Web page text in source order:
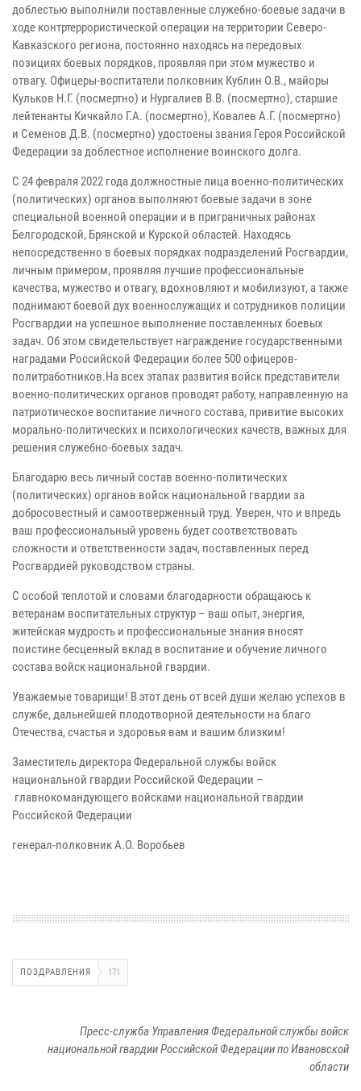
доблестью выполнили поставленные служебно-боевые задачи в
ходе контртеррористической операции на территории Северо-
Кавказского региона, постоянно находясь на передовых
позициях боевых порядков, проявляя при этом мужество и
отвагу. Офицеры-воспитатели полковник Кублин О.В., майоры
Кульков Н.Г. (посмертно) и Нургалиев В.В. (посмертно), старшие
лейтенанты Кичкайло Г.А. (посмертно), Ковалев А.Г. (посмертно)
и Семенов Д.В. (посмертно) удостоены звания Героя Российской
Федерации за доблестное исполнение воинского долга.
С 24 февраля 2022 года должностные лица военно-политических
(политических) органов выполняют боевые задачи в зоне
специальной военной операции и в приграничных районах
Белгородской, Брянской и Курской областей. Находясь
непосредственно в боевых порядках подразделений Росгвардии,
личным примером, проявляя лучшие профессиональные
качества, мужество и отвагу, вдохновляют и мобилизуют, а также
поднимают боевой дух военнослужащих и сотрудников полиции
Росгвардии на успешное выполнение поставленных боевых
задач. Об этом свидетельствует награждение государственными
наградами Российской Федерации более 500 офицеров-
политработников.На всех этапах развития войск представители
военно-политических органов проводят работу, направленную на
патриотическое воспитание личного состава, привитие высоких
морально-политических и психологических качеств, важных для
решения служебно-боевых задач.
Благодарю весь личный состав военно-политических
(политических) органов войск национальной гвардии за
добросовестный и самоотверженный труд. Уверен, что и впредь
ваш профессиональный уровень будет соответствовать
сложности и ответственности задач, поставленных перед
Росгвардией руководством страны.
С особой теплотой и словами благодарности обращаюсь к
ветеранам воспитательных структур – ваш опыт, энергия,
житейская мудрость и профессиональные знания вносят
поистине бесценный вклад в воспитание и обучение личного
состава войск национальной гвардии.
Уважаемые товарищи! В этот день от всей души желаю успехов в
службе, дальнейшей плодотворной деятельности на благо
Отечества, счастья и здоровья вам и вашим близким!
Заместитель директора Федеральной службы войск
национальной гвардии Российской Федерации –
главнокомандующего войсками национальной гвардии
Российской Федерации
генерал-полковник А.О. Воробьев
ПОЗДРАВЛЕНИЯ 171
Пресс-служба Управления Федеральной службы войск
национальной гвардии Российской Федерации по Ивановской
области